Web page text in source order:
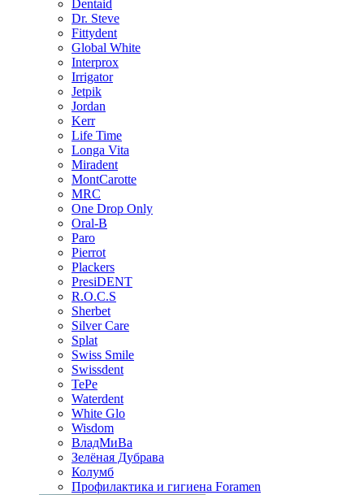
Dentaid
Dr. Steve
Fittydent
Global White
Interprox
Irrigator
Jetpik
Jordan
Kerr
Life Time
Longa Vita
Miradent
MontCarotte
MRC
One Drop Only
Oral-B
Paro
Pierrot
Plackers
PresiDENT
R.O.C.S
Sherbet
Silver Care
Splat
Swiss Smile
Swissdent
TePe
Waterdent
White Glo
Wisdom
ВладМиВа
Зелёная Дубрава
Колумб
Профилактика и гигиена Foramen